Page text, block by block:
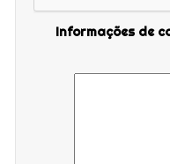
Informações de